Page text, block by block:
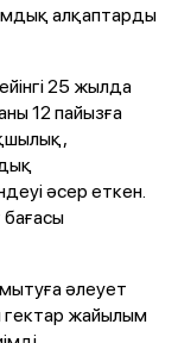
алқаптарды
25 жылда
12 пайызға
әсер еткен.
әлеует
гектар жайылым